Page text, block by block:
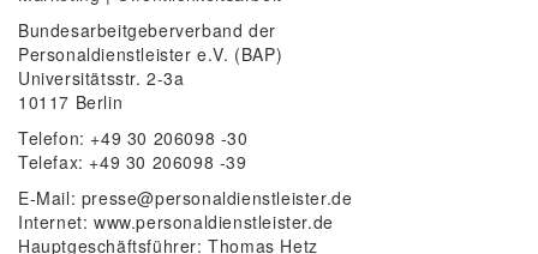
Bundesarbeitgeberverband der
Personaldienstleister e.V. (BAP)
Universitätsstr. 2-3a
10117 Berlin
Telefon: +49 30 206098 -30
Telefax: +49 30 206098 -39
E-Mail: presse@personaldienstleister.de
Internet: www.personaldienstleister.de
Hauptgeschäftsführer: Thomas Hetz